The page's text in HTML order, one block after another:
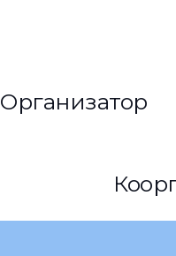
Организатор